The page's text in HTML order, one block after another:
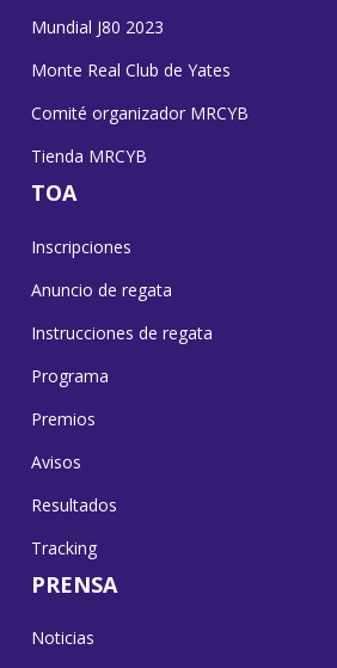
Mundial J80 2023
Monte Real Club de Yates
Comité organizador MRCYB
Tienda MRCYB
TOA
Inscripciones
Anuncio de regata
Instrucciones de regata
Programa
Premios
Avisos
Resultados
Tracking
PRENSA
Noticias